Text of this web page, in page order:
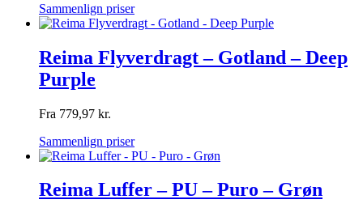
Sammenlign priser
Reima Flyverdragt – Gotland – Deep
Purple
Fra 779,97 kr.
Sammenlign priser
Reima Luffer – PU – Puro – Grøn